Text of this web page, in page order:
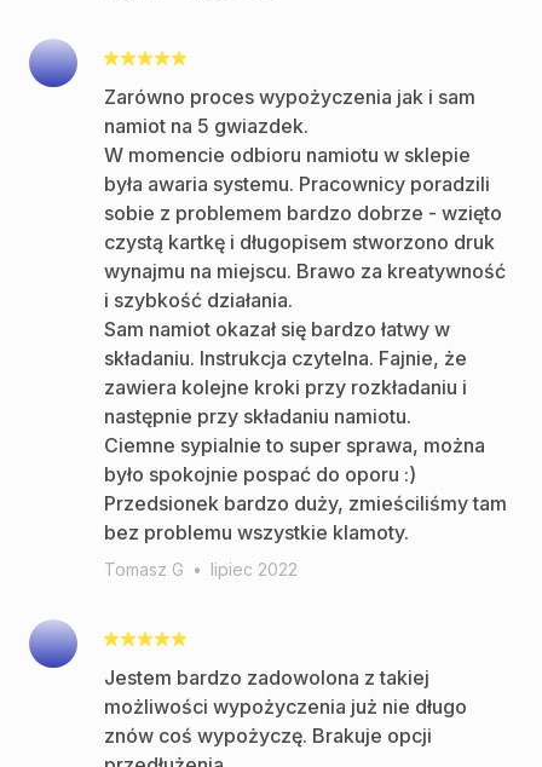
Zarówno proces wypożyczenia jak i sam
namiot na 5 gwiazdek.
W momencie odbioru namiotu w sklepie
była awaria systemu. Pracownicy poradzili
sobie z problemem bardzo dobrze - wzięto
czystą kartkę i długopisem stworzono druk
wynajmu na miejscu. Brawo za kreatywność
i szybkość działania.
Sam namiot okazał się bardzo łatwy w
składaniu. Instrukcja czytelna. Fajnie, że
zawiera kolejne kroki przy rozkładaniu i
następnie przy składaniu namiotu.
Ciemne sypialnie to super sprawa, można
było spokojnie pospać do oporu :)
Przedsionek bardzo duży, zmieściliśmy tam
bez problemu wszystkie klamoty.
Tomasz G • lipiec 2022
Jestem bardzo zadowolona z takiej
możliwości wypożyczenia już nie długo
znów coś wypożyczę. Brakuje opcji